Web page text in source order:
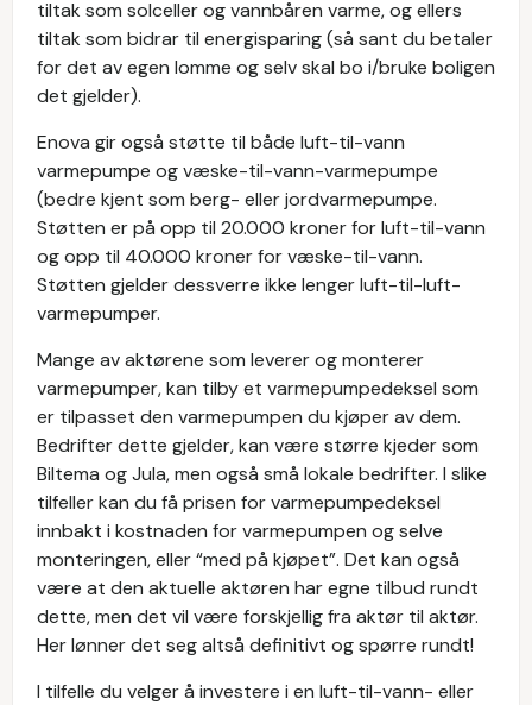
tiltak som solceller og vannbåren varme, og ellers
tiltak som bidrar til energisparing (så sant du betaler
for det av egen lomme og selv skal bo i/bruke boligen
det gjelder).
Enova gir også støtte til både luft-til-vann
varmepumpe og væske-til-vann-varmepumpe
(bedre kjent som berg- eller jordvarmepumpe.
Støtten er på opp til 20.000 kroner for luft-til-vann
og opp til 40.000 kroner for væske-til-vann.
Støtten gjelder dessverre ikke lenger luft-til-luft-
varmepumper.
Mange av aktørene som leverer og monterer
varmepumper, kan tilby et varmepumpedeksel som
er tilpasset den varmepumpen du kjøper av dem.
Bedrifter dette gjelder, kan være større kjeder som
Biltema og Jula, men også små lokale bedrifter. I slike
tilfeller kan du få prisen for varmepumpedeksel
innbakt i kostnaden for varmepumpen og selve
monteringen, eller “med på kjøpet”. Det kan også
være at den aktuelle aktøren har egne tilbud rundt
dette, men det vil være forskjellig fra aktør til aktør.
Her lønner det seg altså definitivt og spørre rundt!
I tilfelle du velger å investere i en luft-til-vann- eller